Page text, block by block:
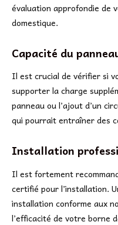
évaluation approfondie de
domestique.
Capacité du
Il est crucial de vérifier si
supporter la charge
panneau ou l’ajout d’un
qui pourrait entraîner des
Installation
Il est fortement
certifié pour l’installation.
installation conforme aux
l’efficacité de votre borne